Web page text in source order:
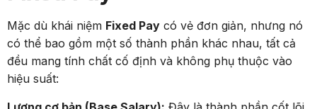
Mặc dù khái niệm Fixed Pay có vẻ đơn giản, nhưng nó
có thể bao gồm một số thành phần khác nhau, tất cả
đều mang tính chất cố định và không phụ thuộc vào
hiệu suất: